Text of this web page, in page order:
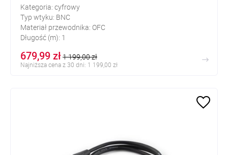
Kategoria: cyfrowy
Typ wtyku: BNC
Materiał przewodnika: OFC
Długość (m): 1
679,99 zł1 199,00 zł
Najniższa cena z 30 dni: 1 199,00 zł